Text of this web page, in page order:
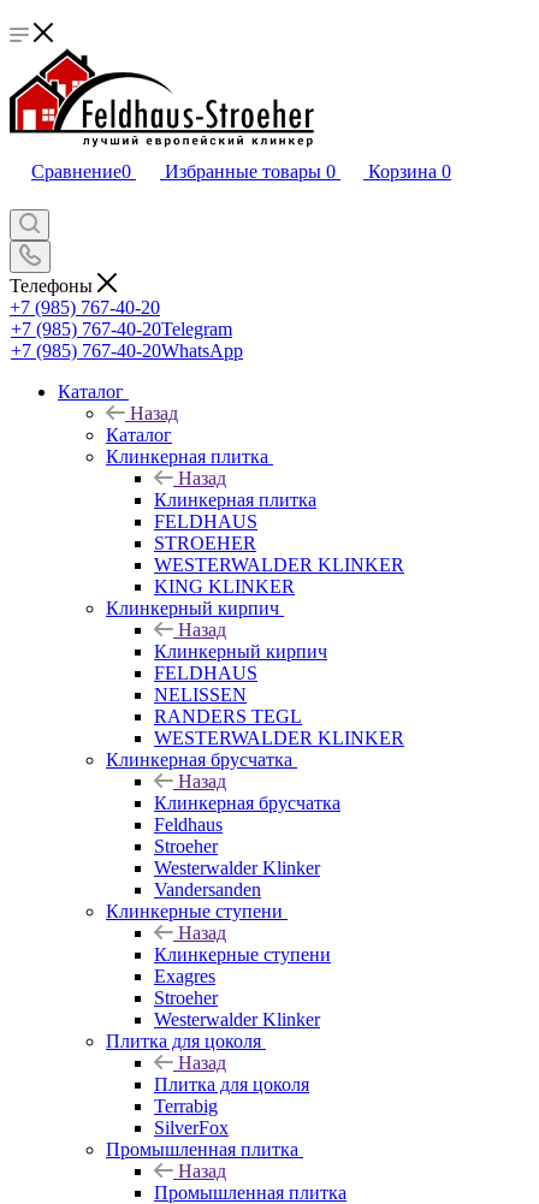
Сравнение0 Избранные товары 0 Корзина 0
Телефоны
+7 (985) 767-40-20
+7 (985) 767-40-20Telegram
+7 (985) 767-40-20WhatsApp
Каталог
Назад
Каталог
Клинкерная плитка
Назад
Клинкерная плитка
FELDHAUS
STROEHER
WESTERWALDER KLINKER
KING KLINKER
Клинкерный кирпич
Назад
Клинкерный кирпич
FELDHAUS
NELISSEN
RANDERS TEGL
WESTERWALDER KLINKER
Клинкерная брусчатка
Назад
Клинкерная брусчатка
Feldhaus
Stroeher
Westerwalder Klinker
Vandersanden
Клинкерные ступени
Назад
Клинкерные ступени
Exagres
Stroeher
Westerwalder Klinker
Плитка для цоколя
Назад
Плитка для цоколя
Terrabig
SilverFox
Промышленная плитка
Назад
Промышленная плитка